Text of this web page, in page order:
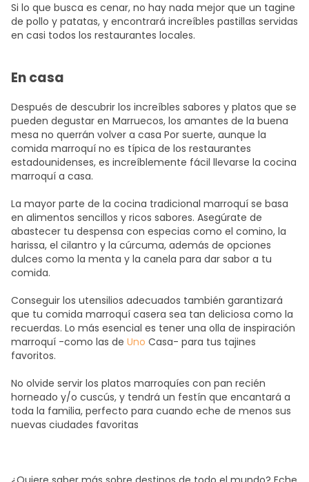
Si lo que busca es cenar, no hay nada mejor que un tagine
de pollo y patatas, y encontrará increíbles pastillas servidas
en casi todos los restaurantes locales.
En casa
Después de descubrir los increíbles sabores y platos que se
pueden degustar en Marruecos, los amantes de la buena
mesa no querrán volver a casa Por suerte, aunque la
comida marroquí no es típica de los restaurantes
estadounidenses, es increíblemente fácil llevarse la cocina
marroquí a casa.
La mayor parte de la cocina tradicional marroquí se basa
en alimentos sencillos y ricos sabores. Asegúrate de
abastecer tu despensa con especias como el comino, la
harissa, el cilantro y la cúrcuma, además de opciones
dulces como la menta y la canela para dar sabor a tu
comida.
Conseguir los utensilios adecuados también garantizará
que tu comida marroquí casera sea tan deliciosa como la
recuerdas. Lo más esencial es tener una olla de inspiración
marroquí -como las de Uno Casa- para tus tajines
favoritos.
No olvide servir los platos marroquíes con pan recién
horneado y/o cuscús, y tendrá un festín que encantará a
toda la familia, perfecto para cuando eche de menos sus
nuevas ciudades favoritas